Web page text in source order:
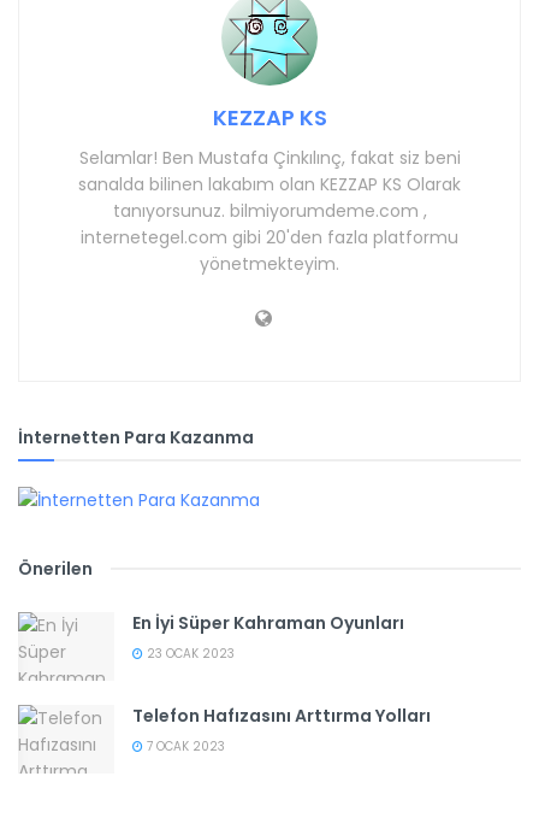
KEZZAP KS
Selamlar! Ben Mustafa Çinkılınç, fakat siz beni
sanalda bilinen lakabım olan KEZZAP KS Olarak
tanıyorsunuz. bilmiyorumdeme.com ,
internetegel.com gibi 20'den fazla platformu
yönetmekteyim.
İnternetten Para Kazanma
Önerilen
En İyi Süper Kahraman Oyunları
23 OCAK 2023
Telefon Hafızasını Arttırma Yolları
7 OCAK 2023